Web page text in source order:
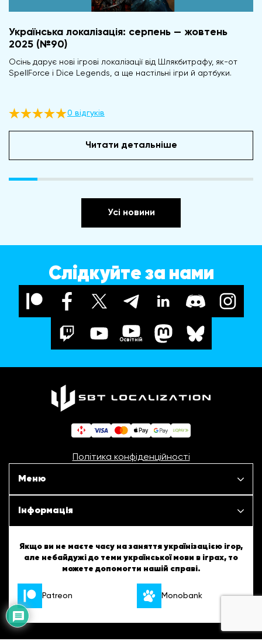
Українська локалізація: серпень — жовтень
2025 (№90)
Осінь дарує нові ігрові локалізації від Шлякбитрафу, як-от
SpellForce і Dice Legends, а ще настільні ігри й артбуки.
0 відгуків
Читати детальніше
Усі новини
Слідкуйте за нами
Освітній
Політика конфіденційності
Меню
Наші проєкти
Про нас
Вакансії
Інформація
ШБТурнір
ШБТворчість
Українські підказки
Англійські підказки
Якщо ви не маєте часу на заняття українізацією ігор,
але небайдужі до теми української мови в іграх, то
можете допомогти нашій справі.
Patreon Monobank